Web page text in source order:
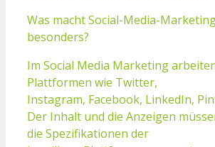
Was macht Social-Media-
besonders?
Im Social Media Marketing
Plattformen wie Twitter,
Instagram, Facebook, LinkedIn,
Der Inhalt und die Anzeigen
die Spezifikationen der